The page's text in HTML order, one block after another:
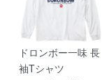
ドロンボー一味 長
袖Tシャツ